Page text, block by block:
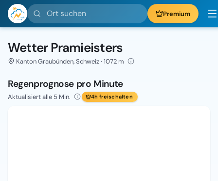
Ort suchen Premium
Wetter Pramieisters
Kanton Graubünden, Schweiz · 1072 m
Regenprognose pro Minute
Aktualisiert alle 5 Min. 4h freischalten